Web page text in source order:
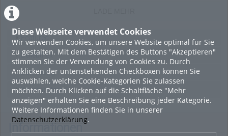
Diese Webseite verwendet Cookies
Wir verwenden Cookies, um unsere Website optimal für Sie
zu gestalten. Mit dem Bestätigen des Buttons "Akzeptieren"
stimmen Sie der Verwendung von Cookies zu. Durch
Anklicken der untenstehenden Checkboxen können Sie
auswählen, welche Cookie-Kategorien Sie zulassen
möchten. Durch Klicken auf die Schaltfläche "Mehr
anzeigen" erhalten Sie eine Beschreibung jeder Kategorie.
Weitere Informationen finden Sie in unserer
Datenschutzerklärung.
Beliebtheit
Bewertung
Kommentare
Informationen